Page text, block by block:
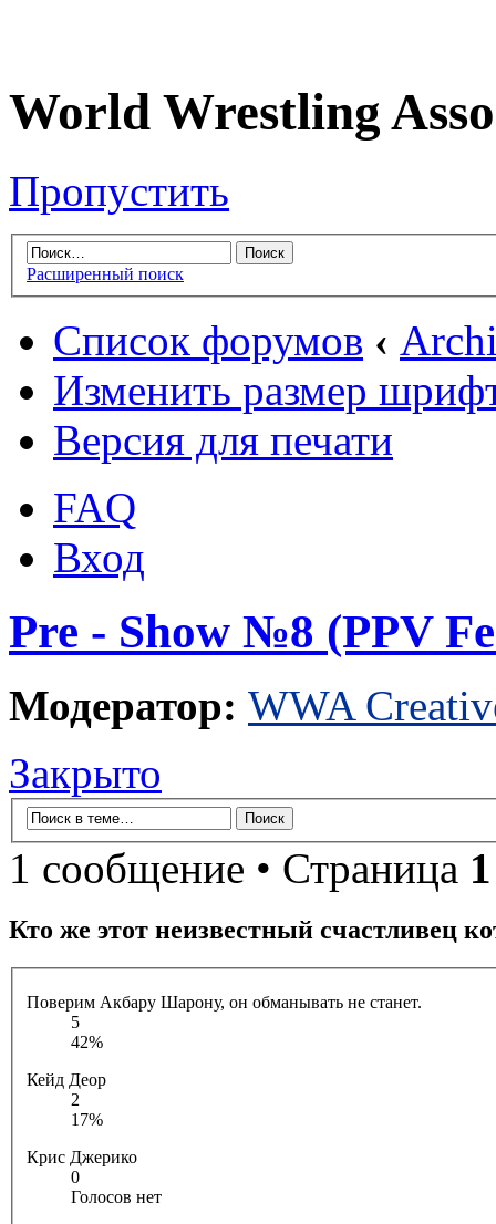
World Wrestling
Пропустить
Расширенный поиск
Список форумов ‹
Изменить размер
Версия для печати
FAQ
Вход
Pre - Show №8 (PPV
Модератор: WWA
Закрыто
1 сообщение • Страница 1
Кто же этот неизвестный счастливец
Поверим Акбару Шарону, он обманывать не станет.
5
42%
Кейд Деор
2
17%
Крис Джерико
0
Голосов нет